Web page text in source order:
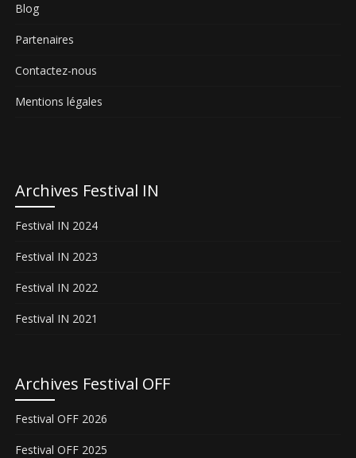
Blog
Partenaires
Contactez-nous
Mentions légales
Archives Festival IN
Festival IN 2024
Festival IN 2023
Festival IN 2022
Festival IN 2021
Archives Festival OFF
Festival OFF 2026
Festival OFF 2025